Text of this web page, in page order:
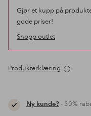
Gjør et kupp på
gode priser!
Shopp outlet
Produkterklæring
Ny kunde?- 30%